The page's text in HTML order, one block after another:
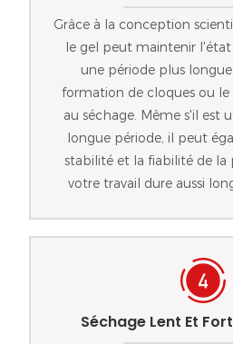
Grâce à la conception
le gel peut maintenir
une période plus
formation de cloques ou
au séchage. Même s'il est
longue période, il peut
stabilité et la fiabilité de la
votre travail dure aussi
Séchage Lent Et